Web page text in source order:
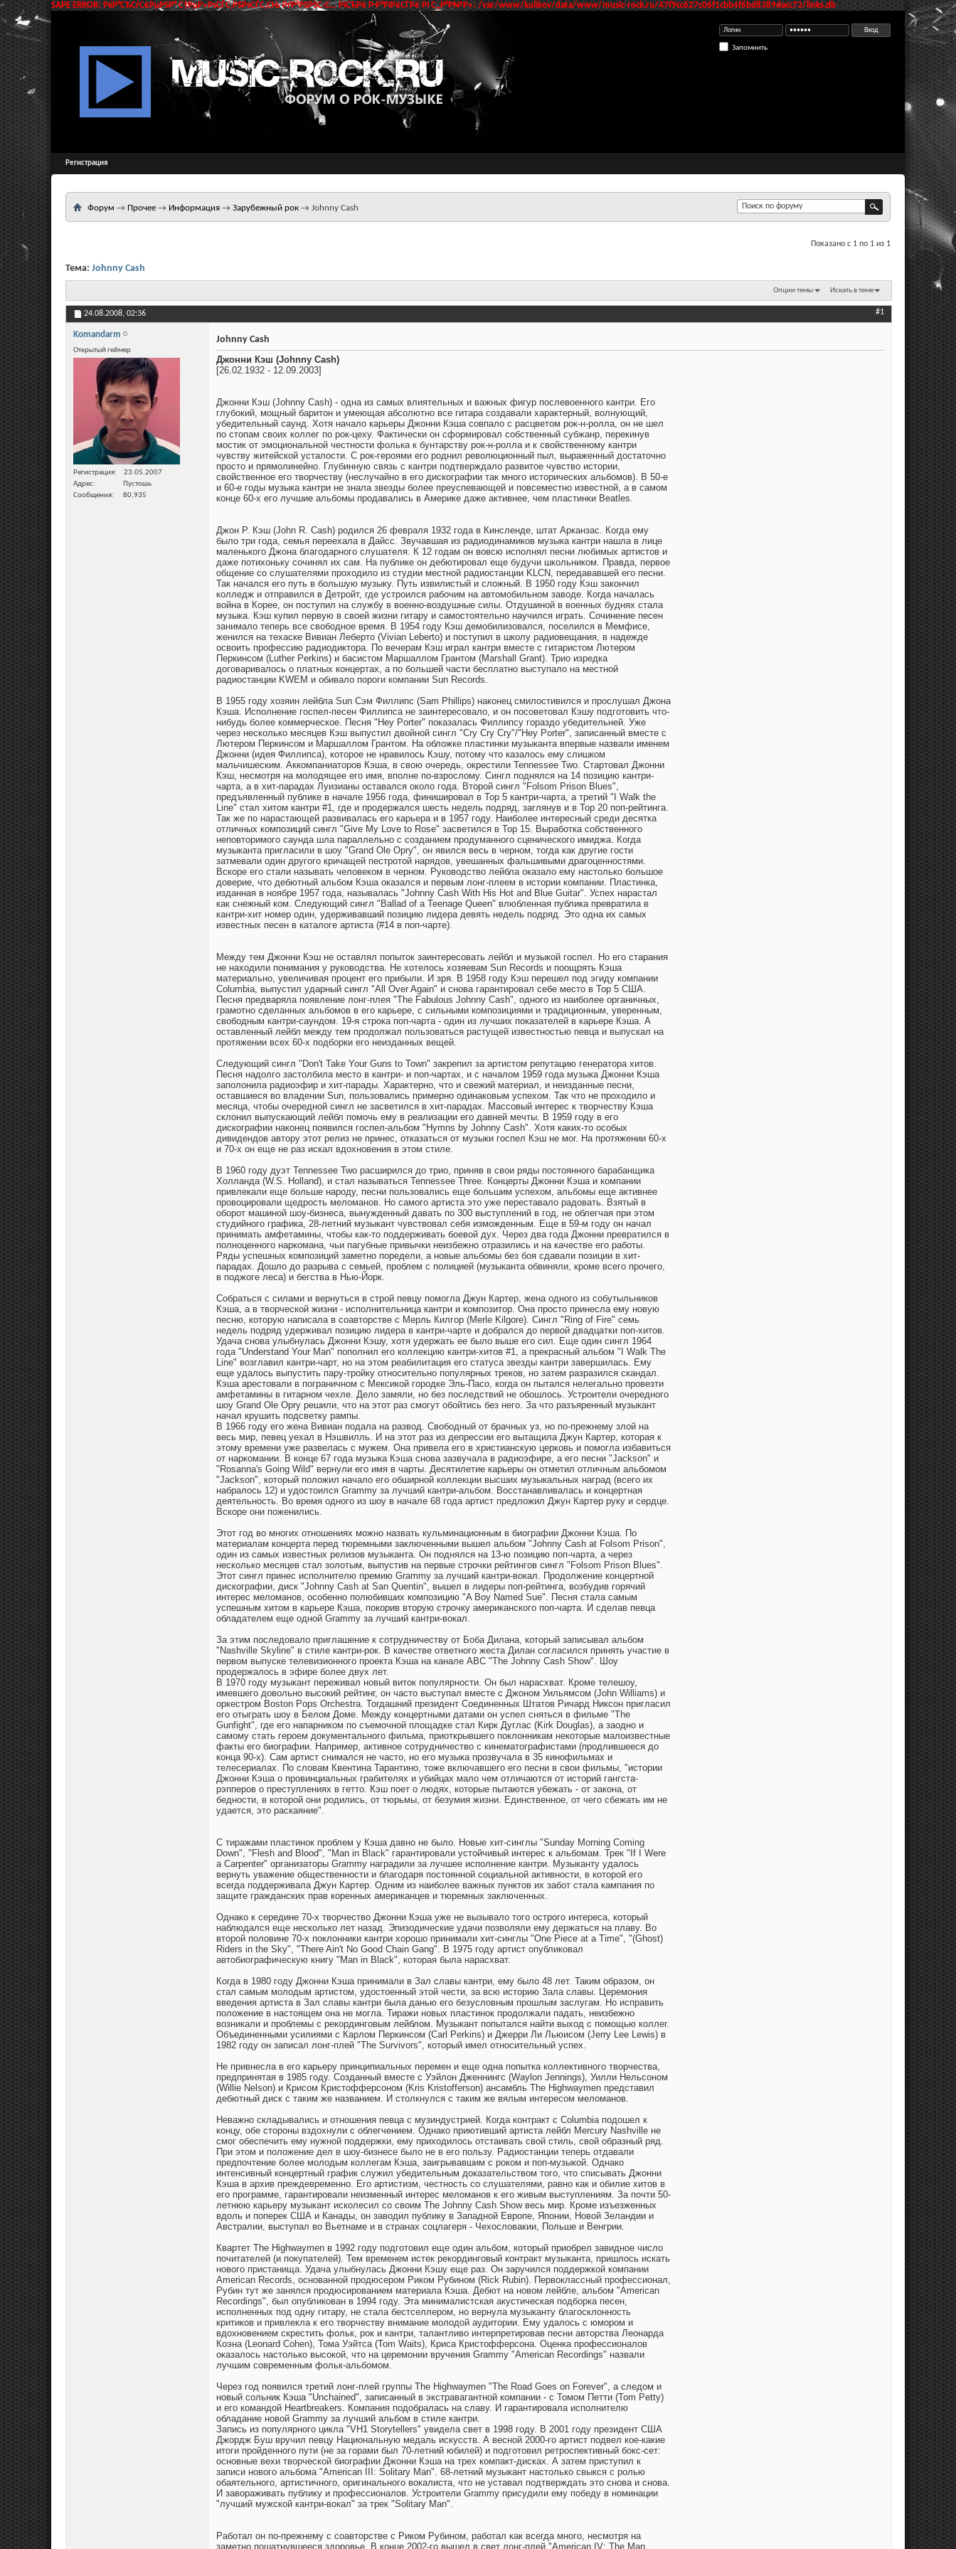
SAPE ERROR: РќР°СЂСѓС€РµРЅР° С†РµР»РѕСЃС‚РЅРѕСЃС‚СЊ РґР°РЅРЅС‹С… РїСЂРё Р·Р°РїРёСЃРё РІ С„Р°Р№Р»: /var/www/kulikov/data/www/music-rock.ru/47f9cc627c06f1cbb4f6bd8389dacc73/links.db
Запомнить
Регистрация
Форум → Прочее → Информация → Зарубежный рок → Johnny Cash
Показано с 1 по 1 из 1
Тема: Johnny Cash
Опции темы Искать в теме
24.08.2008, 02:36 #1
Komandarm
Открытый геймер
Регистрация
23.05.2007
Адрес
Пустошь
Сообщения
80,935
Johnny Cash
Джонни Кэш (Johnny Cash)
[26.02.1932 - 12.09.2003]
Джонни Кэш (Johnny Cash) - одна из самых влиятельных и важных фигур послевоенного кантри. Его
глубокий, мощный баритон и умеющая абсолютно все гитара создавали характерный, волнующий,
убедительный саунд. Хотя начало карьеры Джонни Кэша совпало с расцветом рок-н-ролла, он не шел
по стопам своих коллег по рок-цеху. Фактически он сформировал собственный субжанр, перекинув
мостик от эмоциональной честности фолька к бунтарству рок-н-ролла и к свойственному кантри
чувству житейской усталости. С рок-героями его роднил революционный пыл, выраженный достаточно
просто и прямолинейно. Глубинную связь с кантри подтверждало развитое чувство истории,
свойственное его творчеству (неслучайно в его дискографии так много исторических альбомов). В 50-е
и 60-е годы музыка кантри не знала звезды более преуспевающей и повсеместно известной, а в самом
конце 60-х его лучшие альбомы продавались в Америке даже активнее, чем пластинки Beatles.
Джон Р. Кэш (John R. Cash) родился 26 февраля 1932 года в Кинсленде, штат Арканзас. Когда ему
было три года, семья переехала в Дайсс. Звучавшая из радиодинамиков музыка кантри нашла в лице
маленького Джона благодарного слушателя. К 12 годам он вовсю исполнял песни любимых артистов и
даже потихоньку сочинял их сам. На публике он дебютировал еще будучи школьником. Правда, первое
общение со слушателями проходило из студии местной радиостанции KLCN, передававшей его песни.
Так начался его путь в большую музыку. Путь извилистый и сложный. В 1950 году Кэш закончил
колледж и отправился в Детройт, где устроился рабочим на автомобильном заводе. Когда началась
война в Корее, он поступил на службу в военно-воздушные силы. Отдушиной в военных буднях стала
музыка. Кэш купил первую в своей жизни гитару и самостоятельно научился играть. Сочинение песен
занимало теперь все свободное время. В 1954 году Кэш демобилизовался, поселился в Мемфисе,
женился на техаске Вивиан Леберто (Vivian Leberto) и поступил в школу радиовещания, в надежде
освоить профессию радиодиктора. По вечерам Кэш играл кантри вместе с гитаристом Лютером
Перкинсом (Luther Perkins) и басистом Маршаллом Грантом (Marshall Grant). Трио изредка
договаривалось о платных концертах, а по большей части бесплатно выступало на местной
радиостанции KWEM и обивало пороги компании Sun Records.
В 1955 году хозяин лейбла Sun Сэм Филлипс (Sam Phillips) наконец смилостивился и прослушал Джона
Кэша. Исполнение госпел-песен Филлипса не заинтересовало, и он посоветовал Кэшу подготовить что-
нибудь более коммерческое. Песня "Hey Porter" показалась Филлипсу гораздо убедительней. Уже
через несколько месяцев Кэш выпустил двойной сингл "Cry Cry Cry"/"Hey Porter", записанный вместе с
Лютером Перкинсом и Маршаллом Грантом. На обложке пластинки музыканта впервые назвали именем
Джонни (идея Филлипса), которое не нравилось Кэшу, потому что казалось ему слишком
мальчишеским. Аккомпаниаторов Кэша, в свою очередь, окрестили Tennessee Two. Стартовал Джонни
Кэш, несмотря на молодящее его имя, вполне по-взрослому. Сингл поднялся на 14 позицию кантри-
чарта, а в хит-парадах Луизианы оставался около года. Второй сингл "Folsom Prison Blues",
предъявленный публике в начале 1956 года, финишировал в Тор 5 кантри-чарта, а третий "I Walk the
Line" стал хитом кантри #1, где и продержался шесть недель подряд, заглянув и в Тор 20 поп-рейтинга.
Так же по нарастающей развивалась его карьера и в 1957 году. Наиболее интересный среди десятка
отличных композиций сингл "Give My Love to Rose" засветился в Тор 15. Выработка собственного
неповторимого саунда шла параллельно с созданием продуманного сценического имиджа. Когда
музыканта пригласили в шоу "Grand Ole Opry", он явился весь в черном, тогда как другие гости
затмевали один другого кричащей пестротой нарядов, увешанных фальшивыми драгоценностями.
Вскоре его стали называть человеком в черном. Руководство лейбла оказало ему настолько большое
доверие, что дебютный альбом Кэша оказался и первым лонг-плеем в истории компании. Пластинка,
изданная в ноябре 1957 года, называлась "Johnny Cash With His Hot and Blue Guitar". Успех нарастал
как снежный ком. Следующий сингл "Ballad of a Teenage Queen" влюбленная публика превратила в
кантри-хит номер один, удерживавший позицию лидера девять недель подряд. Это одна их самых
известных песен в каталоге артиста (#14 в поп-чарте).
Между тем Джонни Кэш не оставлял попыток заинтересовать лейбл и музыкой госпел. Но его старания
не находили понимания у руководства. Не хотелось хозяевам Sun Records и поощрять Кэша
материально, увеличивая процент его прибыли. И зря. В 1958 году Кэш перешел под эгиду компании
Columbia, выпустил ударный сингл "All Over Again" и снова гарантировал себе место в Тор 5 США.
Песня предваряла появление лонг-плея "The Fabulous Johnny Cash", одного из наиболее органичных,
грамотно сделанных альбомов в его карьере, с сильными композициями и традиционным, уверенным,
свободным кантри-саундом. 19-я строка поп-чарта - один из лучших показателей в карьере Кэша. А
оставленный лейбл между тем продолжал пользоваться растущей известностью певца и выпускал на
протяжении всех 60-х подборки его неизданных вещей.
Следующий сингл "Don't Take Your Guns to Town" закрепил за артистом репутацию генератора хитов.
Песня надолго застолбила место в кантри- и поп-чартах, и с началом 1959 года музыка Джонни Кэша
заполонила радиоэфир и хит-парады. Характерно, что и свежий материал, и неизданные песни,
оставшиеся во владении Sun, пользовались примерно одинаковым успехом. Так что не проходило и
месяца, чтобы очередной сингл не засветился в хит-парадах. Массовый интерес к творчеству Кэша
склонил выпускающий лейбл помочь ему в реализации его давней мечты. В 1959 году в его
дискографии наконец появился госпел-альбом "Hymns by Johnny Cash". Хотя каких-то особых
дивидендов автору этот релиз не принес, отказаться от музыки госпел Кэш не мог. На протяжении 60-х
и 70-х он еще не раз искал вдохновения в этом стиле.
В 1960 году дуэт Tennessee Two расширился до трио, приняв в свои ряды постоянного барабанщика
Холланда (W.S. Holland), и стал называться Tennessee Three. Концерты Джонни Кэша и компании
привлекали еще больше народу, песни пользовались еще большим успехом, альбомы еще активнее
провоцировали щедрость меломанов. Но самого артиста это уже переставало радовать. Взятый в
оборот машиной шоу-бизнеса, вынужденный давать по 300 выступлений в год, не облегчая при этом
студийного графика, 28-летний музыкант чувствовал себя изможденным. Еще в 59-м году он начал
принимать амфетамины, чтобы как-то поддерживать боевой дух. Через два года Джонни превратился в
полноценного наркомана, чьи пагубные привычки неизбежно отразились и на качестве его работы.
Ряды успешных композиций заметно поредели, а новые альбомы без боя сдавали позиции в хит-
парадах. Дошло до разрыва с семьей, проблем с полицией (музыканта обвиняли, кроме всего прочего,
в поджоге леса) и бегства в Нью-Йорк.
Собраться с силами и вернуться в строй певцу помогла Джун Картер, жена одного из собутыльников
Кэша, а в творческой жизни - исполнительница кантри и композитор. Она просто принесла ему новую
песню, которую написала в соавторстве с Мерль Килгор (Merle Kilgore). Сингл "Ring of Fire" семь
недель подряд удерживал позицию лидера в кантри-чарте и добрался до первой двадцатки поп-хитов.
Удача снова улыбнулась Джонни Кэшу, хотя удержать ее было выше его сил. Еще один сингл 1964
года "Understand Your Man" пополнил его коллекцию кантри-хитов #1, а прекрасный альбом "I Walk The
Line" возглавил кантри-чарт, но на этом реабилитация его статуса звезды кантри завершилась. Ему
еще удалось выпустить пару-тройку относительно популярных треков, но затем разразился скандал.
Кэша арестовали в пограничном с Мексикой городке Эль-Пасо, когда он пытался нелегально провезти
амфетамины в гитарном чехле. Дело замяли, но без последствий не обошлось. Устроители очередного
шоу Grand Ole Opry решили, что на этот раз смогут обойтись без него. За что разъяренный музыкант
начал крушить подсветку рампы.
В 1966 году его жена Вивиан подала на развод. Свободный от брачных уз, но по-прежнему злой на
весь мир, певец уехал в Нэшвилль. И на этот раз из депрессии его вытащила Джун Картер, которая к
этому времени уже развелась с мужем. Она привела его в христианскую церковь и помогла избавиться
от наркомании. В конце 67 года музыка Кэша снова зазвучала в радиоэфире, а его песни "Jackson" и
"Rosanna's Going Wild" вернули его имя в чарты. Десятилетие карьеры он отметил отличным альбомом
"Jackson", который положил начало его обширной коллекции высших музыкальных наград (всего их
набралось 12) и удостоился Grammy за лучший кантри-альбом. Восстанавливалась и концертная
деятельность. Во время одного из шоу в начале 68 года артист предложил Джун Картер руку и сердце.
Вскоре они поженились.
Этот год во многих отношениях можно назвать кульминационным в биографии Джонни Кэша. По
материалам концерта перед тюремными заключенными вышел альбом "Johnny Cash at Folsom Prison",
один из самых известных релизов музыканта. Он поднялся на 13-ю позицию поп-чарта, а через
несколько месяцев стал золотым, выпустив на первые строчки рейтингов сингл "Folsom Prison Blues".
Этот сингл принес исполнителю премию Grammy за лучший кантри-вокал. Продолжение концертной
дискографии, диск "Johnny Cash at San Quentin", вышел в лидеры поп-рейтинга, возбудив горячий
интерес меломанов, особенно полюбивших композицию "A Boy Named Sue". Песня стала самым
успешным хитом в карьере Кэша, покорив вторую строчку американского поп-чарта. И сделав певца
обладателем еще одной Grammy за лучший кантри-вокал.
За этим последовало приглашение к сотрудничеству от Боба Дилана, который записывал альбом
"Nashville Skyline" в стиле кантри-рок. В качестве ответного жеста Дилан согласился принять участие в
первом выпуске телевизионного проекта Кэша на канале АВС "The Johnny Cash Show". Шоу
продержалось в эфире более двух лет.
В 1970 году музыкант переживал новый виток популярности. Он был нарасхват. Кроме телешоу,
имевшего довольно высокий рейтинг, он часто выступал вместе с Джоном Уильямсом (John Williams) и
оркестром Boston Pops Orchestra. Тогдашний президент Соединенных Штатов Ричард Никсон пригласил
его отыграть шоу в Белом Доме. Между концертными датами он успел сняться в фильме "The
Gunfight", где его напарником по съемочной площадке стал Кирк Дуглас (Kirk Douglas), а заодно и
самому стать героем документального фильма, приоткрывшего поклонникам некоторые малоизвестные
факты его биографии. Например, активное сотрудничество с кинематографистами (продлившееся до
конца 90-х). Сам артист снимался не часто, но его музыка прозвучала в 35 кинофильмах и
телесериалах. По словам Квентина Тарантино, тоже включавшего его песни в свои фильмы, "истории
Джонни Кэша о провинциальных грабителях и убийцах мало чем отличаются от историй гангста-
рэпперов о преступлениях в гетто. Кэш поет о людях, которые пытаются убежать - от закона, от
бедности, в которой они родились, от тюрьмы, от безумия жизни. Единственное, от чего сбежать им не
удается, это раскаяние".
С тиражами пластинок проблем у Кэша давно не было. Новые хит-синглы "Sunday Morning Coming
Down", "Flesh and Blood", "Man in Black" гарантировали устойчивый интерес к альбомам. Трек "If I Were
а Carpenter" организаторы Grammy наградили за лучшее исполнение кантри. Музыканту удалось
вернуть уважение общественности и благодаря постоянной социальной активности, в которой его
всегда поддерживала Джун Картер. Одним из наиболее важных пунктов их забот стала кампания по
защите гражданских прав коренных американцев и тюремных заключенных.
Однако к середине 70-х творчество Джонни Кэша уже не вызывало того острого интереса, который
наблюдался еще несколько лет назад. Эпизодические удачи позволяли ему держаться на плаву. Во
второй половине 70-х поклонники кантри хорошо принимали хит-синглы "One Piece at a Time", "(Ghost)
Riders in the Sky", "There Ain't No Good Chain Gang". В 1975 году артист опубликовал
автобиографическую книгу "Man in Black", которая была нарасхват.
Когда в 1980 году Джонни Кэша принимали в Зал славы кантри, ему было 48 лет. Таким образом, он
стал самым молодым артистом, удостоенный этой чести, за всю историю Зала славы. Церемония
введения артиста в Зал славы кантри была данью его безусловным прошлым заслугам. Но исправить
положение в настоящем она не могла. Тиражи новых пластинок продолжали падать, неизбежно
возникали и проблемы с рекординговым лейблом. Музыкант попытался найти выход с помощью коллег.
Объединенными усилиями с Карлом Перкинсом (Carl Perkins) и Джерри Ли Льюисом (Jerry Lee Lewis) в
1982 году он записал лонг-плей "The Survivors", который имел относительный успех.
Не привнесла в его карьеру принципиальных перемен и еще одна попытка коллективного творчества,
предпринятая в 1985 году. Созданный вместе с Уэйлон Дженнингс (Waylon Jennings), Уилли Нельсоном
(Willie Nelson) и Крисом Кристофферсоном (Kris Kristofferson) ансамбль The Highwaymen представил
дебютный диск с таким же названием. И столкнулся с таким же вялым интересом меломанов.
Неважно складывались и отношения певца с музиндустрией. Когда контракт с Columbia подошел к
концу, обе стороны вздохнули с облегчением. Однако приютивший артиста лейбл Mercury Nashville не
смог обеспечить ему нужной поддержки, ему приходилось отстаивать свой стиль, свой образный ряд.
При этом и положение дел в шоу-бизнесе было не в его пользу. Радиостанции теперь отдавали
предпочтение более молодым коллегам Кэша, заигрывавшим с роком и поп-музыкой. Однако
интенсивный концертный график служил убедительным доказательством того, что списывать Джонни
Кэша в архив преждевременно. Его артистизм, честность со слушателями, равно как и обилие хитов в
его программе, гарантировали неизменный интерес меломанов к его живым выступлениям. За почти 50-
летнюю карьеру музыкант исколесил со своим The Johnny Cash Show весь мир. Кроме изъезженных
вдоль и поперек США и Канады, он заводил публику в Западной Европе, Японии, Новой Зеландии и
Австралии, выступал во Вьетнаме и в странах соцлагеря - Чехословакии, Польше и Венгрии.
Квартет The Highwaymen в 1992 году подготовил еще один альбом, который приобрел завидное число
почитателей (и покупателей). Тем временем истек рекординговый контракт музыканта, пришлось искать
нового пристанища. Удача улыбнулась Джонни Кэшу еще раз. Он заручился поддержкой компании
American Records, основанной продюсером Риком Рубином (Rick Rubin). Первоклассный профессионал,
Рубин тут же занялся продюсированием материала Кэша. Дебют на новом лейбле, альбом "American
Recordings", был опубликован в 1994 году. Эта минималистская акустическая подборка песен,
исполненных под одну гитару, не стала бестселлером, но вернула музыканту благосклонность
критиков и привлекла к его творчеству внимание молодой аудитории. Ему удалось с юмором и
вдохновением скрестить фольк, рок и кантри, талантливо интерпретировав песни авторства Леонарда
Коэна (Leonard Cohen), Тома Уэйтса (Tom Waits), Криса Кристофферсона. Оценка профессионалов
оказалось настолько высокой, что на церемонии вручения Grammy "American Recordings" назвали
лучшим современным фольк-альбомом.
Через год появился третий лонг-плей группы The Highwaymen "The Road Goes on Forever", а следом и
новый сольник Кэша "Unchained", записанный в экстравагантной компании - с Томом Петти (Tom Petty)
и его командой Heartbreakers. Компания подобралась на славу. И гарантировала исполнителю
обладание новой Grammy за лучший альбом в стиле кантри.
Запись из популярного цикла "VH1 Storytellers" увидела свет в 1998 году. В 2001 году президент США
Джордж Буш вручил певцу Национальную медаль искусств. А весной 2000-го артист подвел кое-какие
итоги пройденного пути (не за горами был 70-летний юбилей) и подготовил ретроспективный бокс-сет:
основные вехи творческой биографии Джонни Кэша на трех компакт-дисках. А затем приступил к
записи нового альбома "American III: Solitary Man". 68-летний музыкант настолько свыкся с ролью
обаятельного, артистичного, оригинального вокалиста, что не уставал подтверждать это снова и снова.
И завораживать публику и профессионалов. Устроители Grammy присудили ему победу в номинации
"лучший мужской кантри-вокал" за трек "Solitary Man".
Работал он по-прежнему с соавторстве с Риком Рубином, работал как всегда много, несмотря на
заметно пошатнувшееся здоровье. В конце 2002-го вышел в свет лонг-плей "American IV: The Man